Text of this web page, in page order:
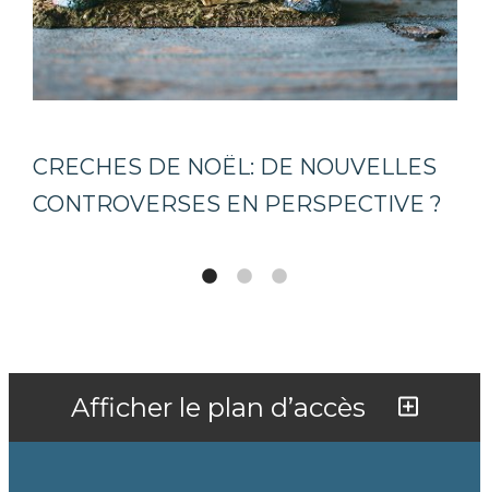
CRECHES DE NOËL: DE NOUVELLES
CONTROVERSES EN PERSPECTIVE ?
Afficher le plan d’accès